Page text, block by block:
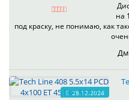
на
под краску, не понимаю, как
28.12.2024